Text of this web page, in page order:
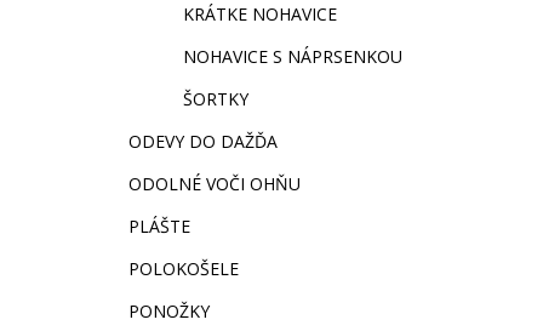
KRÁTKE NOHAVICE
NOHAVICE S NÁPRSENKOU
ŠORTKY
ODEVY DO DAŽĎA
ODOLNÉ VOČI OHŇU
PLÁŠTE
POLOKOŠELE
PONOŽKY